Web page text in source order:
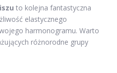
to kolejna fantastyczna
elastycznego
harmonogramu. Warto
różnorodne grupy